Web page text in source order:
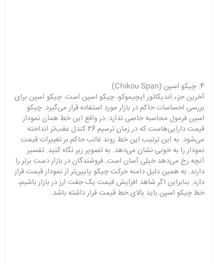
4. چیکو اسپن (Chikou Span)
آخرین جزء اندیکاتور ایچیموکو، چیکو اسپن است. چیکو اسپن برای
بررسی احساسات حاکم در بازار مورد استفاده قرار می‌گیرد. چیکو
اسپن فرمول محاسبه خاصی ندارد. در واقع این خط همان نمودار
قیمت دارایی‌هاست که در زمان ترسیم 26 کندل عقب‌تر انداخته
می‌شود. به این ترتیب این خط روند غالب حاکم بر تغییرات قیمت
نمودار را به خوبی نشان می‌دهد. به تصویر زیر نگاه کنید. تفسیر
آنچه رخ می‌دهد خیلی آسان است. فروشندگان در بازار دست برتر را
دارند. به همین دلیل دامنه حرکت چیکو پایین‌تر از نمودار قیمت قرار
دارد. بنابراین اگر شاهد افزایش قیمت یک جفت ارز در بازار باشیم،
خط چیکو اسپن باید بالای خط قیمت قرار داشته باشد.